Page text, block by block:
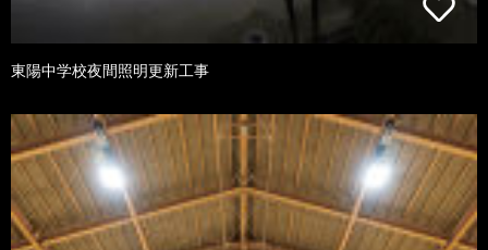
東陽中学校夜間照明更新工事